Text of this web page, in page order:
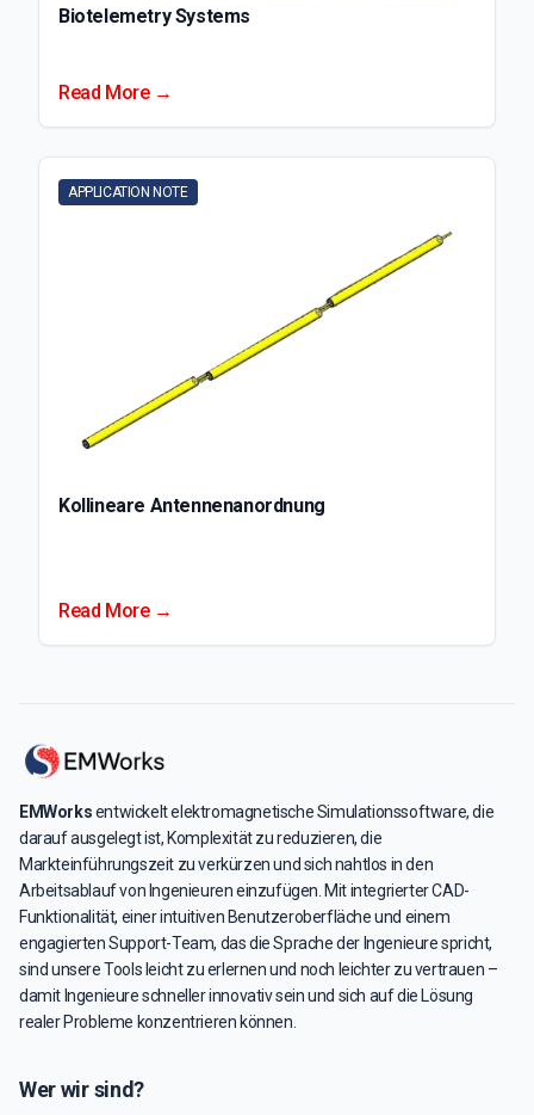
Biotelemetry Systems
Read More →
APPLICATION NOTE
Kollineare Antennenanordnung
Read More →
EMWorksentwickelt elektromagnetische Simulationssoftware, die
darauf ausgelegt ist, Komplexität zu reduzieren, die
Markteinführungszeit zu verkürzen und sich nahtlos in den
Arbeitsablauf von Ingenieuren einzufügen. Mit integrierter CAD-
Funktionalität, einer intuitiven Benutzeroberfläche und einem
engagierten Support-Team, das die Sprache der Ingenieure spricht,
sind unsere Tools leicht zu erlernen und noch leichter zu vertrauen –
damit Ingenieure schneller innovativ sein und sich auf die Lösung
realer Probleme konzentrieren können.
Wer wir sind?